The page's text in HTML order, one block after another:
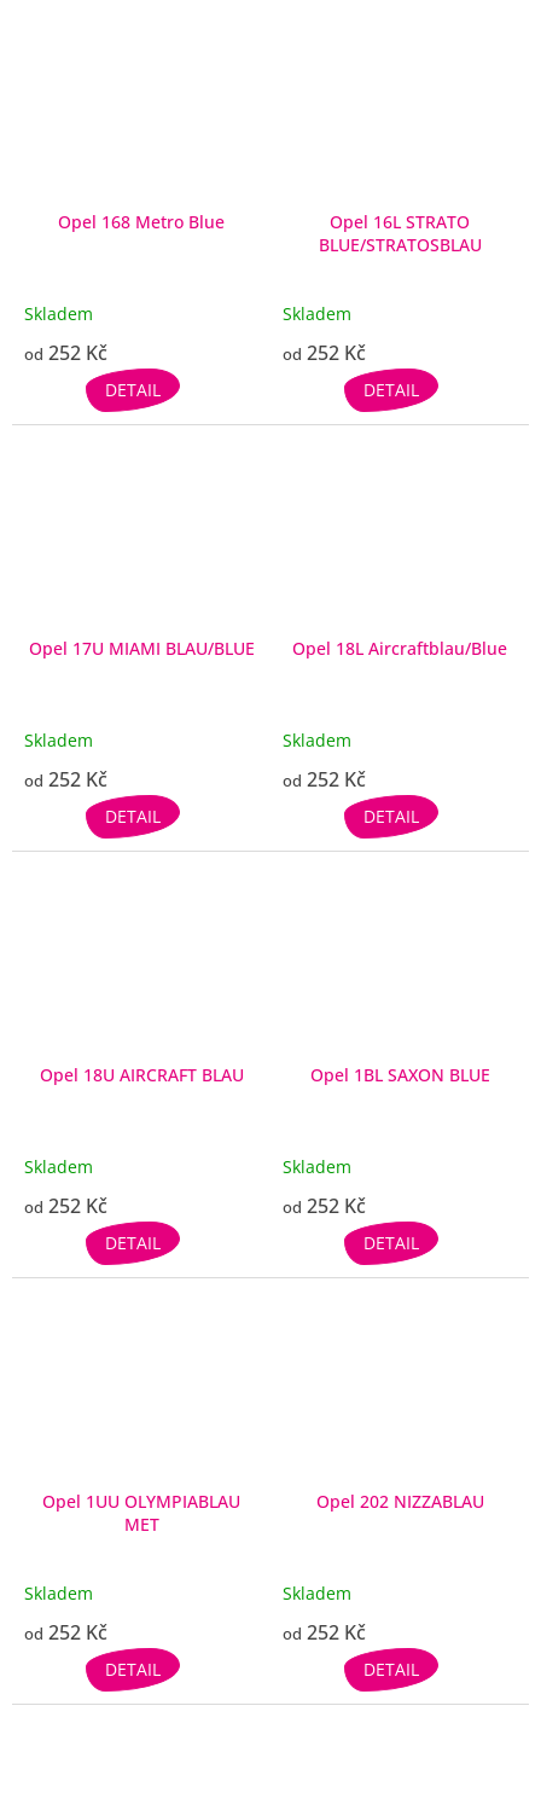
Opel 168 Metro Blue
Skladem
od 252 Kč
DETAIL
Opel 16L STRATO
BLUE/STRATOSBLAU
Skladem
od 252 Kč
DETAIL
Opel 17U MIAMI BLAU/BLUE
Skladem
od 252 Kč
DETAIL
Opel 18L Aircraftblau/Blue
Skladem
od 252 Kč
DETAIL
Opel 18U AIRCRAFT BLAU
Skladem
od 252 Kč
DETAIL
Opel 1BL SAXON BLUE
Skladem
od 252 Kč
DETAIL
Opel 1UU OLYMPIABLAU
MET
Skladem
od 252 Kč
DETAIL
Opel 202 NIZZABLAU
Skladem
od 252 Kč
DETAIL